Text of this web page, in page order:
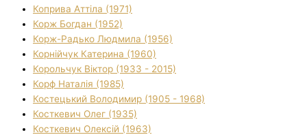
Коприва Аттіла (1971)
Корж Богдан (1952)
Корж-Радько Людмила (1956)
Корнійчук Катерина (1960)
Корольчук Віктор (1933 - 2015)
Корф Наталія (1985)
Костецький Володимир (1905 - 1968)
Косткевич Олег (1935)
Косткевич Олексій (1963)